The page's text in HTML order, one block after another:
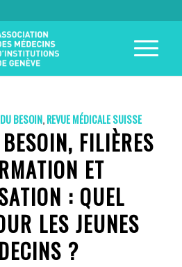
BESOIN,REVUE MÉDICALE SUISSE
FILIÈRES
ET
: QUEL
LES JEUNES
?